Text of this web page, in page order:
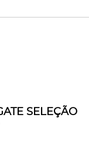
SELEÇÃO